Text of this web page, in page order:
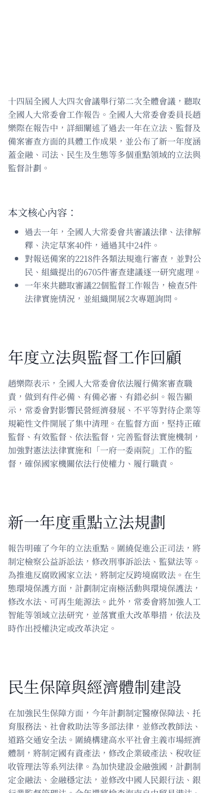
十四屆全國人大四次會議舉行第二次全體會議，聽取
全國人大常委會工作報告。全國人大常委會委員長趙
樂際在報告中，詳細闡述了過去一年在立法、監督及
備案審查方面的具體工作成果，並公布了新一年度涵
蓋金融、司法、民生及生態等多個重點領域的立法與
監督計劃。
本文核心內容：
過去一年，全國人大常委會共審議法律、法律解
釋、決定草案40件，通過其中24件。
對報送備案的2218件各類法規進行審查，並對公
民、組織提出的6705件審查建議逐一研究處理。
一年來共聽取審議22個監督工作報告，檢查5件
法律實施情況，並組織開展2次專題詢問。
年度立法與監督工作回顧
趙樂際表示，全國人大常委會依法履行備案審查職
責，做到有件必備、有備必審、有錯必糾。報告顯
示，常委會對影響民營經濟發展、不平等對待企業等
規範性文件開展了集中清理。在監督方面，堅持正確
監督、有效監督、依法監督，完善監督法實施機制，
加強對憲法法律實施和「一府一委兩院」工作的監
督，確保國家機關依法行使權力、履行職責。
新一年度重點立法規劃
報告明確了今年的立法重點。圍繞促進公正司法，將
制定檢察公益訴訟法，修改刑事訴訟法、監獄法等。
為推進反腐敗國家立法，將制定反跨境腐敗法。在生
態環境保護方面，計劃制定南極活動與環境保護法，
修改水法、可再生能源法。此外，常委會將加強人工
智能等領域立法研究，並落實重大改革舉措，依法及
時作出授權決定或改革決定。
民生保障與經濟體制建設
在加強民生保障方面，今年計劃制定醫療保障法、托
育服務法、社會救助法等多部法律，並修改教師法、
道路交通安全法。圍繞構建高水平社會主義市場經濟
體制，將制定國有資產法，修改企業破產法、稅收征
收管理法等系列法律。為加快建設金融強國，計劃制
定金融法、金融穩定法，並修改中國人民銀行法、銀